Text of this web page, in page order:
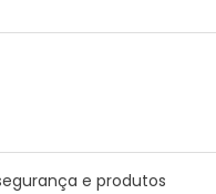
e produtos